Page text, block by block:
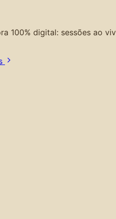
100% digital: sessões ao